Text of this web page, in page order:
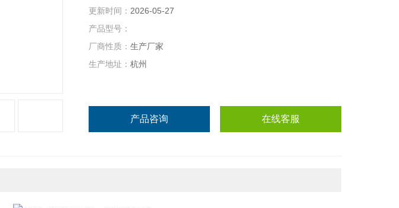
科研院所、厂矿企业等各类化学实验室需要蒸馏处理的场所，如
域中的二氧化硫残留量以及甲醛、酒精度等的蒸馏操作。
更新时间： 2026-05-27
产品型号：
厂商性质： 生产厂家
生产地址： 杭州
产品咨询 在线客服